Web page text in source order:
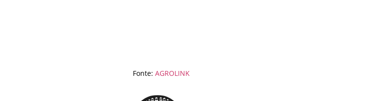
Fonte: AGROLINK